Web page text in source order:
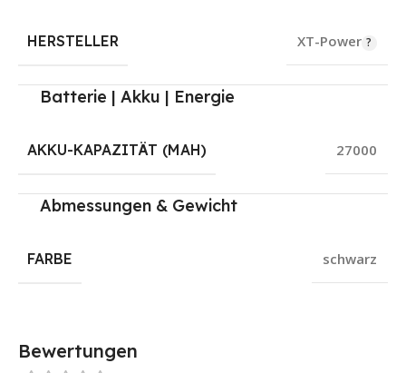
HERSTELLER XT-Power
Batterie | Akku | Energie
AKKU-KAPAZITÄT (MAH) 27000
Abmessungen & Gewicht
FARBE schwarz
Bewertungen